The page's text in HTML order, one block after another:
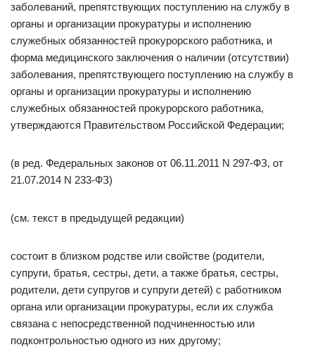
заболеваний, препятствующих поступлению на службу в
органы и организации прокуратуры и исполнению
служебных обязанностей прокурорского работника, и
форма медицинского заключения о наличии (отсутствии)
заболевания, препятствующего поступлению на службу в
органы и организации прокуратуры и исполнению
служебных обязанностей прокурорского работника,
утверждаются Правительством Российской Федерации;
(в ред. Федеральных законов от 06.11.2011 N 297-ФЗ, от
21.07.2014 N 233-ФЗ)
(см. текст в предыдущей редакции)
состоит в близком родстве или свойстве (родители,
супруги, братья, сестры, дети, а также братья, сестры,
родители, дети супругов и супруги детей) с работником
органа или организации прокуратуры, если их служба
связана с непосредственной подчиненностью или
подконтрольностью одного из них другому;